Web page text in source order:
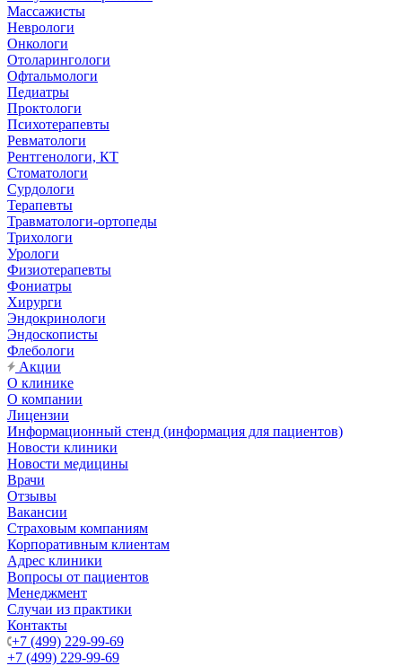
Массажисты
Неврологи
Онкологи
Отоларингологи
Офтальмологи
Педиатры
Проктологи
Психотерапевты
Ревматологи
Рентгенологи, КТ
Стоматологи
Сурдологи
Терапевты
Травматологи-ортопеды
Трихологи
Урологи
Физиотерапевты
Фониатры
Хирурги
Эндокринологи
Эндоскописты
Флебологи
Акции
О клинике
О компании
Лицензии
Информационный стенд (информация для пациентов)
Новости клиники
Новости медицины
Врачи
Отзывы
Вакансии
Страховым компаниям
Корпоративным клиентам
Адрес клиники
Вопросы от пациентов
Менеджмент
Случаи из практики
Контакты
+7 (499) 229-99-69
+7 (499) 229-99-69